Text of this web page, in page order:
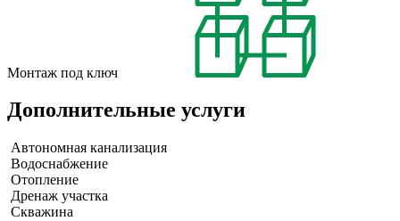
Монтаж под ключ
Дополнительные услуги
Автономная канализация
Водоснабжение
Отопление
Дренаж участка
Скважина